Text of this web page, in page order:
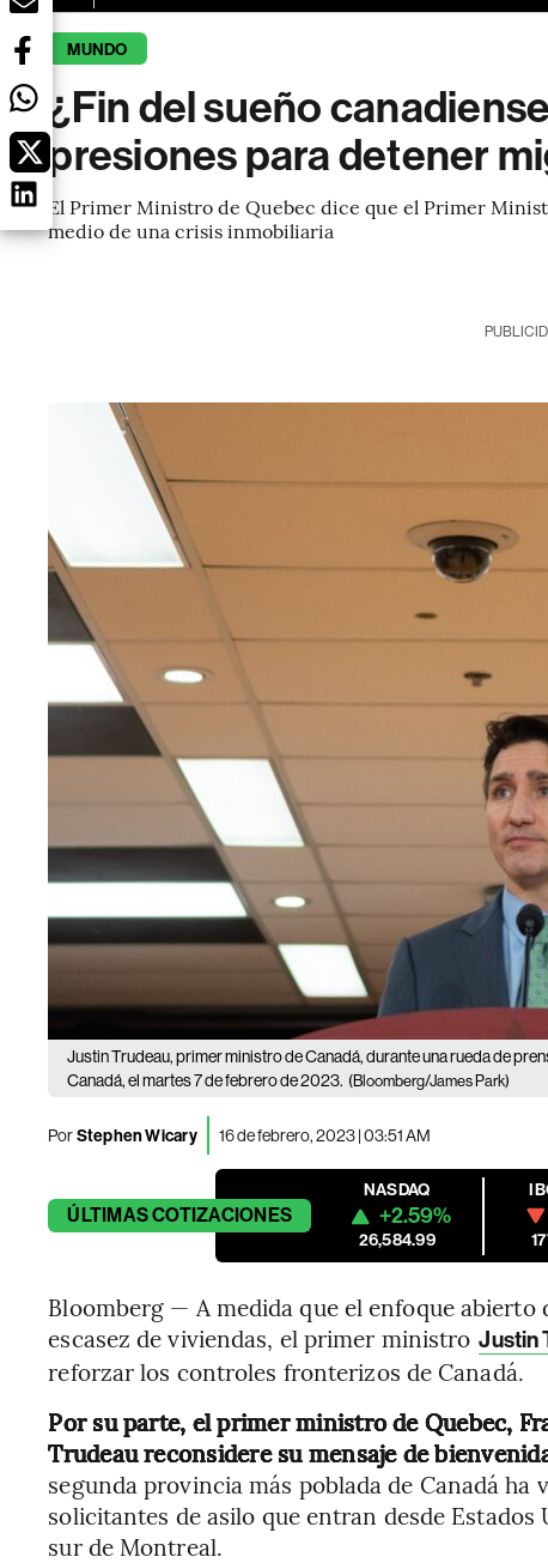
MUNDO
¿Fin del sueño
presiones para detener
El Primer Ministro de Quebec dice que el Primer
medio de una crisis inmobiliaria
Justin Trudeau, primer ministro de Canadá, durante una rueda de
Canadá, el martes 7 de febrero de 2023. (Bloomberg/James Park)
PorStephen Wicary 16 de febrero, 2023 | 03:51 AM
ÚLTIMASCOTIZACIONES
NASDAQ
+2.59%
26,584.99
Bloomberg — A medida que el enfoque abierto
escasez de viviendas, el primer ministro Justin
reforzar los controles fronterizos de Canadá.
Por su parte, el primer ministro de Quebec,
Trudeau reconsidere su mensaje de
segunda provincia más poblada de Canadá
solicitantes de asilo que entran desde
sur de Montreal.